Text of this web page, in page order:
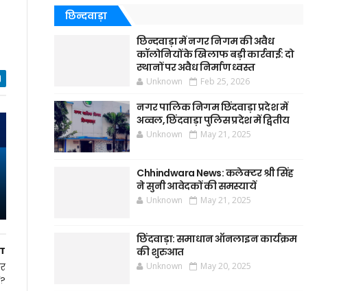
छिन्दवाड़ा
छिन्दवाड़ा में नगर निगम की अवैध
कॉलोनियों के खिलाफ बड़ी कार्रवाई: दो
स्थानों पर अवैध निर्माण ध्वस्त
Unknown Feb 25, 2026
नगर पालिक निगम छिंदवाड़ा प्रदेश में
अव्वल, छिंदवाड़ा पुलिस प्रदेश में द्वितीय
Unknown May 21, 2025
Chhindwara News: कलेक्टर श्री सिंह
ने सुनी आवेदकों की समस्यायें
Unknown May 21, 2025
छिंदवाड़ा: समाधान ऑनलाइन कार्यक्रम
की शुरुआत
Unknown May 20, 2025